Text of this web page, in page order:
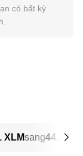
có bất kỳ
XLMsang44,98